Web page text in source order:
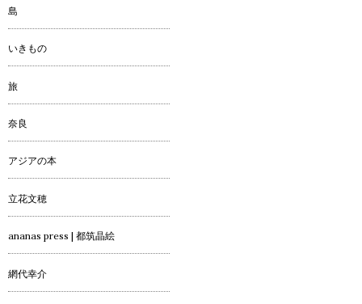
島
いきもの
旅
奈良
アジアの本
立花文穂
ananas press | 都筑晶絵
網代幸介